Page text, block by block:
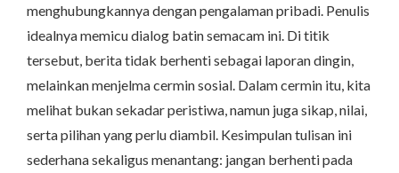
menghubungkannya dengan pengalaman pribadi. Penulis
idealnya memicu dialog batin semacam ini. Di titik
tersebut, berita tidak berhenti sebagai laporan dingin,
melainkan menjelma cermin sosial. Dalam cermin itu, kita
melihat bukan sekadar peristiwa, namun juga sikap, nilai,
serta pilihan yang perlu diambil. Kesimpulan tulisan ini
sederhana sekaligus menantang: jangan berhenti pada